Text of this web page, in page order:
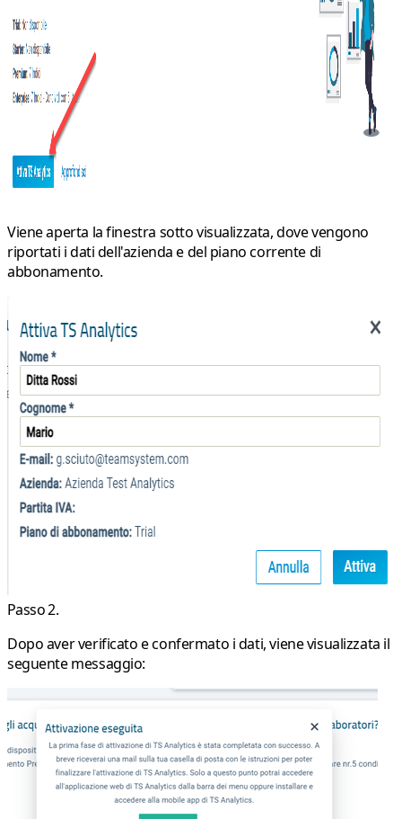
Viene aperta la finestra sotto visualizzata, dove vengono
riportati i dati dell'azienda e del piano corrente di
abbonamento.
Passo 2.
Dopo aver verificato e confermato i dati, viene visualizzata il
seguente messaggio: